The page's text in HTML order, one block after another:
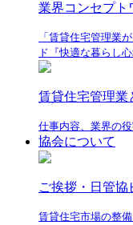
業界コンセプト
「賃貸住宅管理業
ド『快適な暮らし
賃貸住宅管理業
仕事内容、業界の
協会について
ご挨拶・日管協
賃貸住宅市場の整